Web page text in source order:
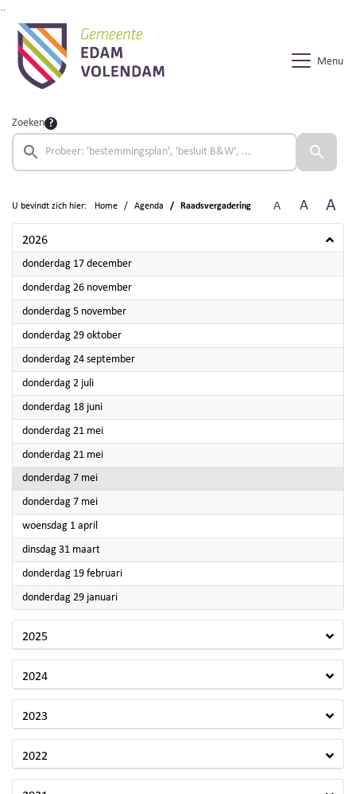
Menu
Zoeken
U bevindt zich hier: Home Agenda Raadsvergadering A A A
2026
donderdag 17 december2026
donderdag 26 november2026
donderdag 5 november2026
donderdag 29 oktober2026
donderdag 24 september2026
donderdag 2 juli2026
donderdag 18 juni2026
donderdag 21 mei2026
donderdag 21 mei2026
donderdag 7 mei2026
donderdag 7 mei2026
woensdag 1 april
dinsdag 31 maart2026
donderdag 19 februari2026
donderdag 29 januari2026
2025
2024
2023
2022